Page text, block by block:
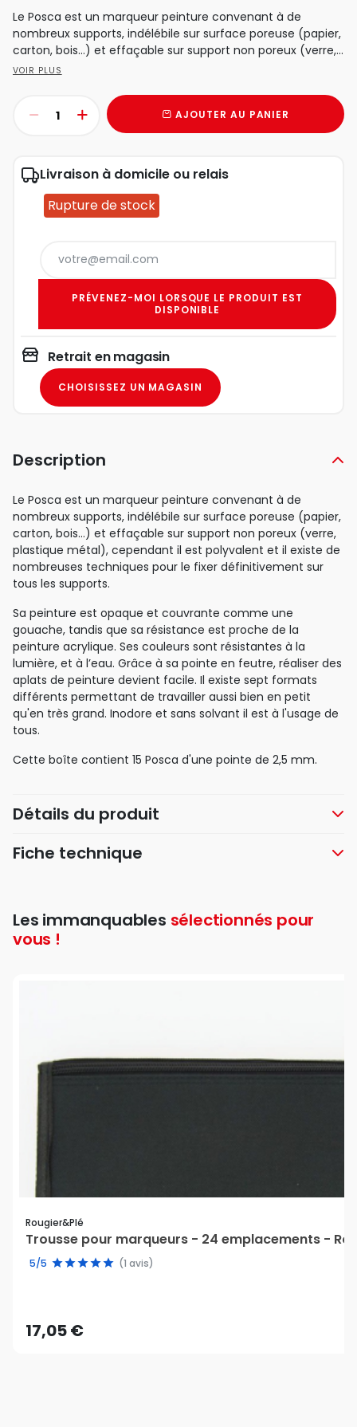
Le Posca est un marqueur peinture convenant à de
nombreux supports, indélébile sur surface poreuse (papier,
carton, bois…) et effaçable sur support non poreux (verre,...
VOIR PLUS
AJOUTER AU PANIER
Livraison à domicile ou relais
Rupture de stock
PRÉVENEZ-MOI LORSQUE LE PRODUIT EST
DISPONIBLE
Retrait en magasin
CHOISISSEZ UN MAGASIN
Description
Le Posca est un marqueur peinture convenant à de
nombreux supports, indélébile sur surface poreuse (papier,
carton, bois…) et effaçable sur support non poreux (verre,
plastique métal), cependant il est polyvalent et il existe de
nombreuses techniques pour le fixer définitivement sur
tous les supports.
Sa peinture est opaque et couvrante comme une
gouache, tandis que sa résistance est proche de la
peinture acrylique. Ses couleurs sont résistantes à la
lumière, et à l’eau. Grâce à sa pointe en feutre, réaliser des
aplats de peinture devient facile. Il existe sept formats
différents permettant de travailler aussi bien en petit
qu'en très grand. Inodore et sans solvant il est à l'usage de
tous.
Cette boîte contient 15 Posca d'une pointe de 2,5 mm.
Détails du produit
Fiche technique
Les immanquables sélectionnés pour
vous !
Rougier&plé
Trousse pour marqueurs - 24 emplacements -
5/5 (1 avis)
17,05 €